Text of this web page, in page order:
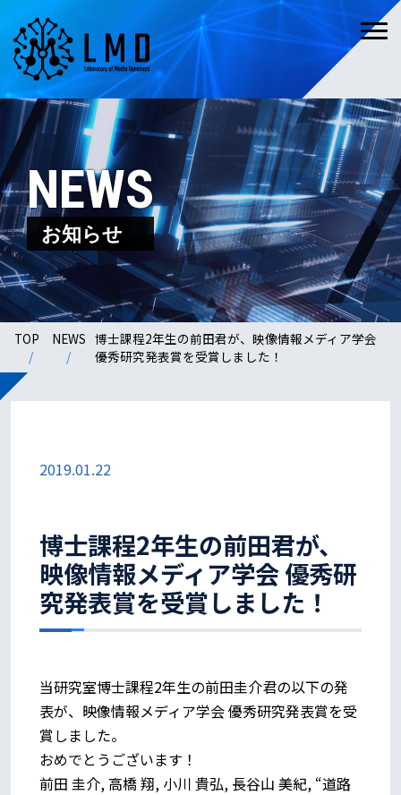
NEWS
お知らせ
TOP NEWS 博士課程2年生の前田君が、映像情報メディア学会
優秀研究発表賞を受賞しました！
2019.01.22
博士課程2年生の前田君が、
映像情報メディア学会 優秀研
究発表賞を受賞しました！
当研究室博士課程2年生の前田圭介君の以下の発
表が、映像情報メディア学会 優秀研究発表賞を受
賞しました。
おめでとうございます！
前田 圭介, 高橋 翔, 小川 貴弘, 長谷山 美紀, “道路